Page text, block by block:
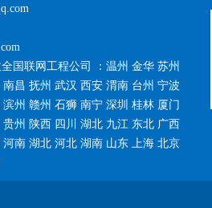
国联网工程公司 ：温州 金华 苏州
昌 抚州 武汉 西安 渭南 台州 宁波
州 赣州 石狮 南宁 深圳 桂林 厦门
州 陕西 四川 湖北 九江 东北 广西
南 湖北 河北 湖南 山东 上海 北京